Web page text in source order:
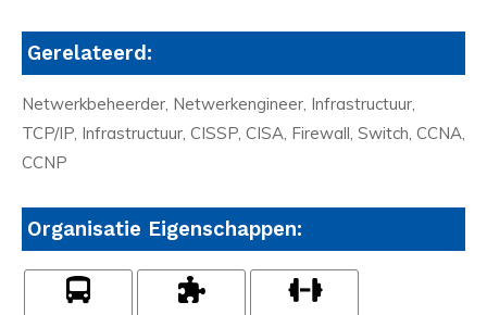
Gerelateerd:
Netwerkbeheerder, Netwerkengineer, Infrastructuur,
TCP/IP, Infrastructuur, CISSP, CISA, Firewall, Switch, CCNA,
CCNP
Organisatie Eigenschappen: